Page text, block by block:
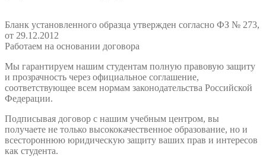
Бланк установленного образца утвержден согласно ФЗ № 273,
от 29.12.2012
Работаем на основании договора
Мы гарантируем нашим студентам полную правовую защиту
и прозрачность через официальное соглашение,
соответствующее всем нормам законодательства Российской
Федерации.
Подписывая договор с нашим учебным центром, вы
получаете не только высококачественное образование, но и
всестороннюю юридическую защиту ваших прав и интересов
как студента.